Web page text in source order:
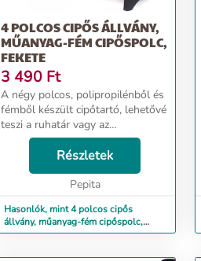
4 POLCOS CIPŐS ÁLLVÁNY,
MŰANYAG-FÉM CIPŐSPOLC,
FEKETE
3 490 Ft
A négy polcos, polipropilénből és
fémből készült cipőtartó, lehetővé
teszi a ruhatár vagy az
előszobában tárolandó cipők
megfelelő elrendezését.
Viszonylag kis helyen tárolhatja a
cipőket. A polc stab...
Részletek
Pepita
Hasonlók, mint 4 polcos cipős
állvány, műanyag-fém cipőspolc,
fekete